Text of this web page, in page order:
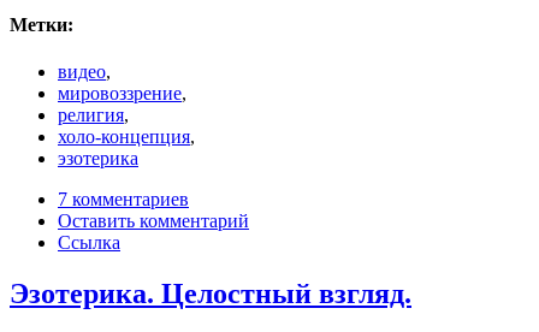
Метки:
видео,
мировоззрение,
религия,
холо-концепция,
эзотерика
7 комментариев
Оставить комментарий
Ссылка
Эзотерика. Целостный взгляд.